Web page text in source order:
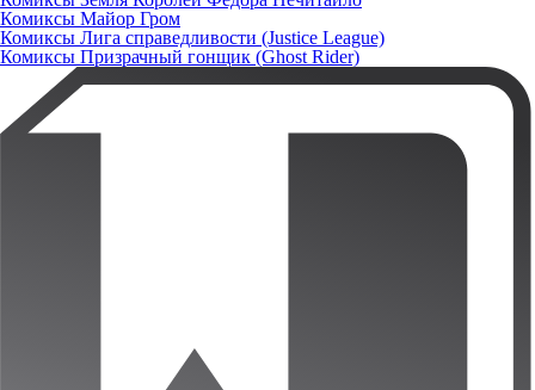
Комиксы Майор Гром
Комиксы Лига справедливости (Justice League)
Комиксы Призрачный гонщик (Ghost Rider)